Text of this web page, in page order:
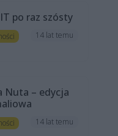
po raz szósty
14 lat temu
Nuta – edycja
14 lat temu